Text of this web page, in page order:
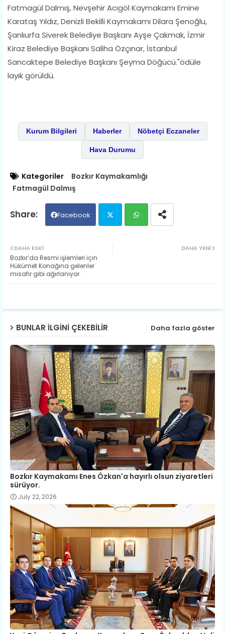
Fatmagül Dalmış, Nevşehir Acıgöl Kaymakamı Emine
Karataş Yıldız, Denizli Bekilli Kaymakamı Dilara Şenoğlu,
Şanlıurfa Siverek Belediye Başkanı Ayşe Çakmak, İzmir
Kiraz Belediye Başkanı Saliha Özçınar, İstanbul
Sancaktepe Belediye Başkanı Şeyma Döğücü."ödüle
layık görüldü.
Kurum Bilgileri Haberler Nöbetçi Eczaneler
Hava Durumu
Kategoriler
Bozkır Kaymakamlığı
Fatmagül Dalmış
Facebook
DAHA YENI
DAHA ESKI
​Bozkır’da Resmi işlemleri için
Hükümet Konağına gelenler
misafir gibi ağırlanıyor.
BUNLAR ILGINI ÇEKEBILIR Daha fazla göster
Bozkır Kaymakamı Enes Özkan'a hayırlı olsun ziyaretleri
sürüyor.
July 22, 2026